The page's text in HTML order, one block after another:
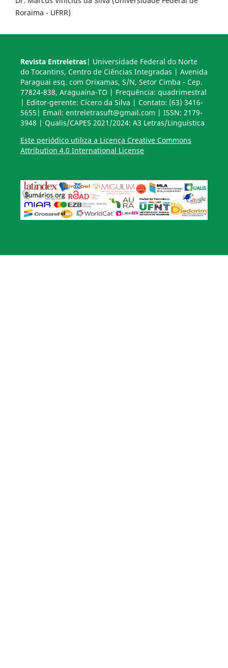
Roraima - UFRR)
Revista Entreletras| Universidade Federal do Norte
do Tocantins, Centro de Ciências Integradas | Avenida
Paraguai esq. com Orixamas, S/N, Setor Cimba - Cep.
77824-838, Araguaína-TO | Frequência: quadrimestral
| Editor-gerente: Cícero da Silva | Contato: (63) 3416-
5655| Email: entreletrasuft@gmail.com | ISSN: 2179-
3948 | Qualis/CAPES 2021/2024: A3 Letras/Linguística
Este periódico utiliza a Licença Creative Commons
Attribution 4.0 International License